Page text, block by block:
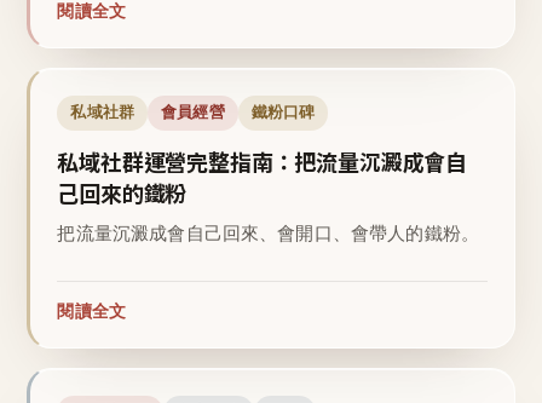
閱讀全文
私域社群 會員經營 鐵粉口碑
私域社群運營完整指南：把流量沉澱成會自
己回來的鐵粉
把流量沉澱成會自己回來、會開口、會帶人的鐵粉。
閱讀全文